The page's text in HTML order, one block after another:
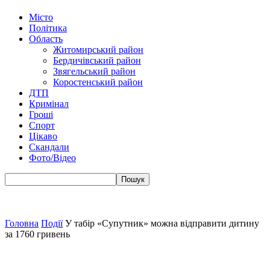
Місто
Політика
Область
Житомирський район
Бердичівський район
Звягельський район
Коростенський район
ДТП
Кримінал
Гроші
Спорт
Цікаво
Скандали
Фото/Відео
Головна Події У табір «Супутник» можна відправити дитину
за 1760 гривень